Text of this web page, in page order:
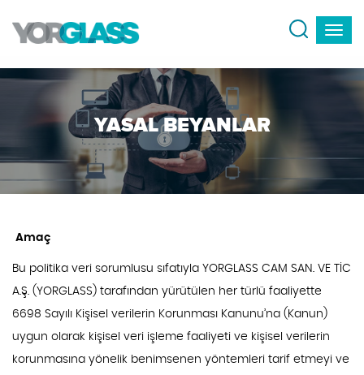
YASAL BEYANLAR
Amaç
Bu politika veri sorumlusu sıfatıyla YORGLASS CAM SAN. VE TİC
A.Ş. (YORGLASS) tarafından yürütülen her türlü faaliyette
6698 Sayılı Kişisel verilerin Korunması Kanunu’na (Kanun)
uygun olarak kişisel veri işleme faaliyeti ve kişisel verilerin
korunmasına yönelik benimsenen yöntemleri tarif etmeyi ve